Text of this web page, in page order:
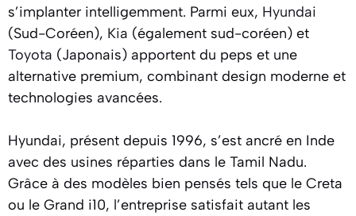
s’implanter intelligemment. Parmi eux, Hyundai
(Sud-Coréen), Kia (également sud-coréen) et
Toyota (Japonais) apportent du peps et une
alternative premium, combinant design moderne et
technologies avancées.
Hyundai, présent depuis 1996, s’est ancré en Inde
avec des usines réparties dans le Tamil Nadu.
Grâce à des modèles bien pensés tels que le Creta
ou le Grand i10, l’entreprise satisfait autant les